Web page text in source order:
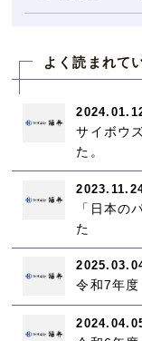
よく読まれて
サイボウ
た。
「日本の
た
令和7年度